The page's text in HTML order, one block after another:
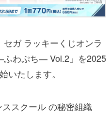
ガ ラッキーくじオンラ
わぷち― Vol.2」を2025
いたします。
スクール の秘密組織